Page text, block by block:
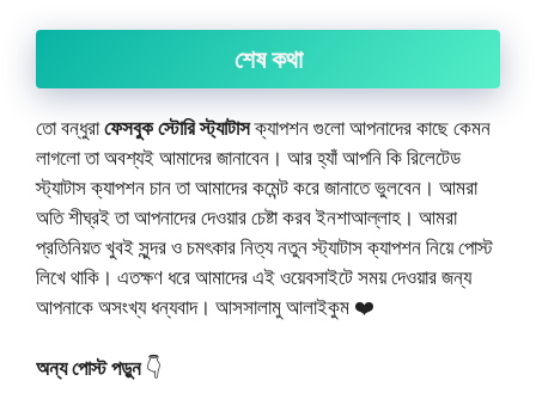
শেষ কথা
তো বন্ধুরাফেসবুক স্টোরি স্ট্যাটাসক্যাপশন গুলো আপনাদের কাছে কেমন
লাগলো তা অবশ্যই আমাদের জানাবেন। আর হ্যাঁ আপনি কি রিলেটেড
স্ট্যাটাস ক্যাপশন চান তা আমাদের কমেন্ট করে জানাতে ভুলবেন। আমরা
অতি শীঘ্রই তা আপনাদের দেওয়ার চেষ্টা করব ইনশাআল্লাহ। আমরা
প্রতিনিয়ত খুবই সুন্দর ও চমৎকার নিত্য নতুন স্ট্যাটাস ক্যাপশন নিয়ে পোস্ট
লিখে থাকি। এতক্ষণ ধরে আমাদের এই ওয়েবসাইটে সময় দেওয়ার জন্য
আপনাকে অসংখ্য ধন্যবাদ। আসসালামু আলাইকুম ❤️
অন্য পোস্ট পড়ুন👇